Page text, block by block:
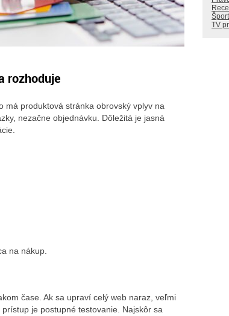
rozhoduje
produktová stránka obrovský vplyv na
nezačne objednávku. Dôležitá je jasná
na nákup.
čase. Ak sa upraví celý web naraz, veľmi
je postupné testovanie. Najskôr sa
Šport
TV